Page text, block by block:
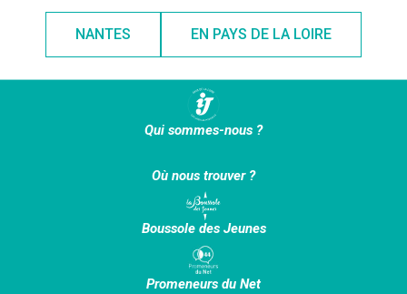
NANTES EN PAYS DE LA LOIRE
Qui sommes-nous ?
Où nous trouver ?
Boussole des Jeunes
Promeneurs du Net